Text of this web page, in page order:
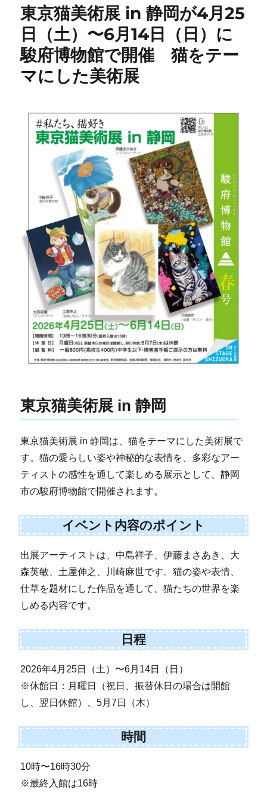
東京猫美術展 in 静岡が4月25
日（土）〜6月14日（日）に
駿府博物館で開催 猫をテー
マにした美術展
東京猫美術展 in 静岡
東京猫美術展 in 静岡は、猫をテーマにした美術展で
す。猫の愛らしい姿や神秘的な表情を、多彩なアー
ティストの感性を通して楽しめる展示として、静岡
市の駿府博物館で開催されます。
イベント内容のポイント
出展アーティストは、中島祥子、伊藤まさあき、大
森英敏、土屋伸之、川崎麻世です。猫の姿や表情、
仕草を題材にした作品を通して、猫たちの世界を楽
しめる内容です。
日程
2026年4月25日（土）〜6月14日（日）
※休館日：月曜日（祝日、振替休日の場合は開館
し、翌日休館）、5月7日（木）
時間
10時〜16時30分
※最終入館は16時